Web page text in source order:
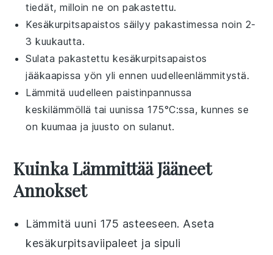
tiedät, milloin ne on pakastettu.
Kesäkurpitsapaistos säilyy pakastimessa noin 2-
3 kuukautta.
Sulata pakastettukesäkurpitsapaistos
jääkaapissa yön yli ennen uudelleenlämmitystä.
Lämmitä uudelleenpaistinpannussa
keskilämmöllä taiuunissa 175°C:ssa, kunnes se
on kuumaa ja juusto on sulanut.
Kuinka Lämmittää Jääneet
Annokset
Lämmitä uuni 175 asteeseen. Aseta
kesäkurpitsaviipaleet ja sipuli